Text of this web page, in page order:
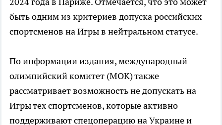
быть одним из критериев допуска российских
спортсменов на Игры в нейтральном статусе.
По информации издания, международный
олимпийский комитет (МОК) также
рассматривает возможность не допускать на
Игры тех спортсменов, которые активно
поддерживают спецоперацию на Украине и